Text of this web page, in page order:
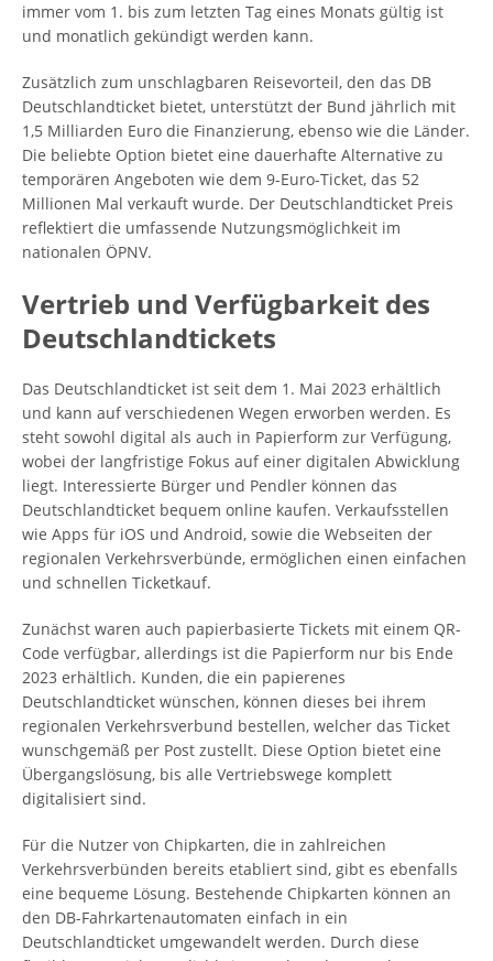
immer vom 1. bis zum letzten Tag eines Monats gültig ist
und monatlich gekündigt werden kann.
Zusätzlich zum unschlagbaren Reisevorteil, den das DB
Deutschlandticket bietet, unterstützt der Bund jährlich mit
1,5 Milliarden Euro die Finanzierung, ebenso wie die Länder.
Die beliebte Option bietet eine dauerhafte Alternative zu
temporären Angeboten wie dem 9-Euro-Ticket, das 52
Millionen Mal verkauft wurde. Der Deutschlandticket Preis
reflektiert die umfassende Nutzungsmöglichkeit im
nationalen ÖPNV.
Vertrieb und Verfügbarkeit des
Deutschlandtickets
Das Deutschlandticket ist seit dem 1. Mai 2023 erhältlich
und kann auf verschiedenen Wegen erworben werden. Es
steht sowohl digital als auch in Papierform zur Verfügung,
wobei der langfristige Fokus auf einer digitalen Abwicklung
liegt. Interessierte Bürger und Pendler können das
Deutschlandticket bequem online kaufen. Verkaufsstellen
wie Apps für iOS und Android, sowie die Webseiten der
regionalen Verkehrsverbünde, ermöglichen einen einfachen
und schnellen Ticketkauf.
Zunächst waren auch papierbasierte Tickets mit einem QR-
Code verfügbar, allerdings ist die Papierform nur bis Ende
2023 erhältlich. Kunden, die ein papierenes
Deutschlandticket wünschen, können dieses bei ihrem
regionalen Verkehrsverbund bestellen, welcher das Ticket
wunschgemäß per Post zustellt. Diese Option bietet eine
Übergangslösung, bis alle Vertriebswege komplett
digitalisiert sind.
Für die Nutzer von Chipkarten, die in zahlreichen
Verkehrsverbünden bereits etabliert sind, gibt es ebenfalls
eine bequeme Lösung. Bestehende Chipkarten können an
den DB-Fahrkartenautomaten einfach in ein
Deutschlandticket umgewandelt werden. Durch diese